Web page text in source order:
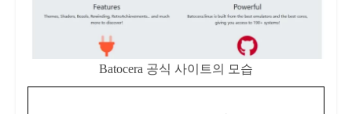
Batocera 공식 사이트의 모습